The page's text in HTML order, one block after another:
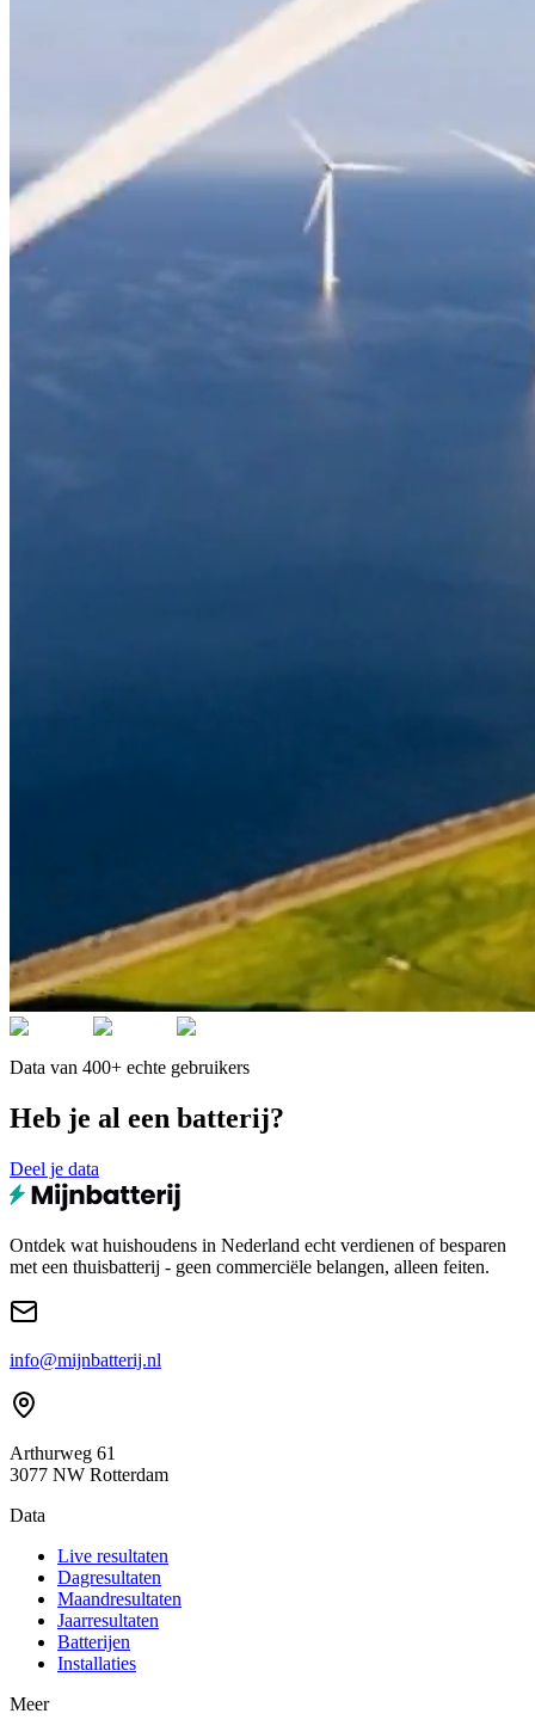
Data van 400+ echte gebruikers
Heb je al een batterij?
Deel je data
Ontdek wat huishoudens in Nederland echt verdienen of besparen
met een thuisbatterij - geen commerciële belangen, alleen feiten.
info@mijnbatterij.nl
Arthurweg 61
3077 NW Rotterdam
Data
Live resultaten
Dagresultaten
Maandresultaten
Jaarresultaten
Batterijen
Installaties
Meer